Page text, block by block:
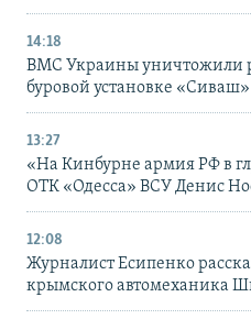
14:18
ВМС Украины уничтожили
буровой установке
13:27
«На Кинбурне армия РФ в
ОТК «Одесса» ВСУ Денис
12:08
Журналист Есипенко
крымского автомеханика